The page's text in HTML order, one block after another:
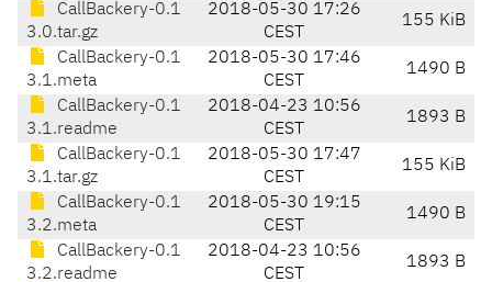
CallBackery-0.1
3.0.tar.gz
2018-05-30 17:26
CEST
155 KiB
CallBackery-0.1
3.1.meta
2018-05-30 17:46
CEST
1490 B
CallBackery-0.1
3.1.readme
2018-04-23 10:56
CEST
1893 B
CallBackery-0.1
3.1.tar.gz
2018-05-30 17:47
CEST
155 KiB
CallBackery-0.1
3.2.meta
2018-05-30 19:15
CEST
1490 B
CallBackery-0.1
3.2.readme
2018-04-23 10:56
CEST
1893 B